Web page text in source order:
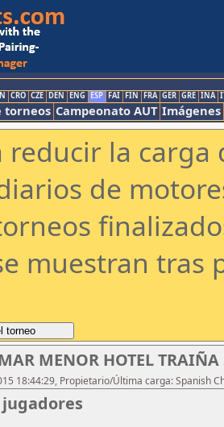
CRO CZE DEN ENG ESP FAI FIN FRA GER GRE INA
torneos Campeonato AUT Imágenes
reducir la
de
muestran tras
MENOR HOTEL
18:44:29, Propietario/Última carga: Spanish